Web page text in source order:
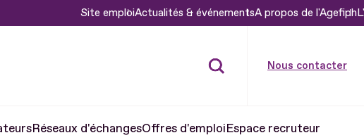
Site emploiActualités & événementsA propos de l'Agefiph
Nous contacter
Réseaux d'échangesOffres d'emploiEspace recruteur